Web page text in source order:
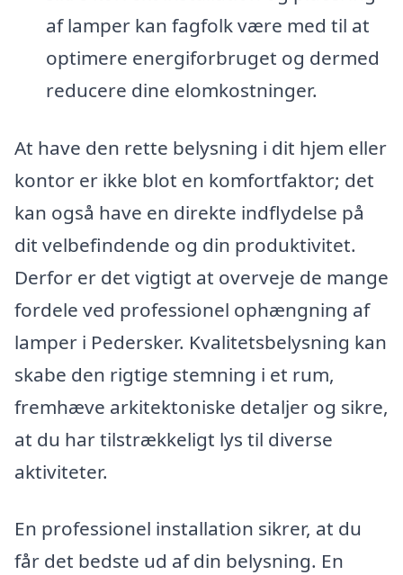
af lamper kan fagfolk være med til at
optimere energiforbruget og dermed
reducere dine elomkostninger.
At have den rette belysning i dit hjem eller
kontor er ikke blot en komfortfaktor; det
kan også have en direkte indflydelse på
dit velbefindende og din produktivitet.
Derfor er det vigtigt at overveje de mange
fordele ved professionel ophængning af
lamper i Pedersker. Kvalitetsbelysning kan
skabe den rigtige stemning i et rum,
fremhæve arkitektoniske detaljer og sikre,
at du har tilstrækkeligt lys til diverse
aktiviteter.
En professionel installation sikrer, at du
får det bedste ud af din belysning. En